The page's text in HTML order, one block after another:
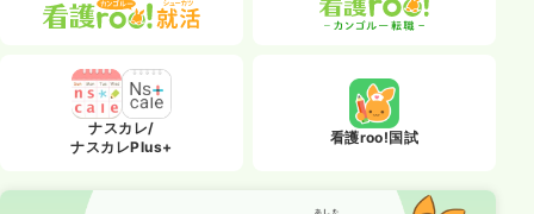
ナスカレ/
ナスカレPlus+
看護roo!国試